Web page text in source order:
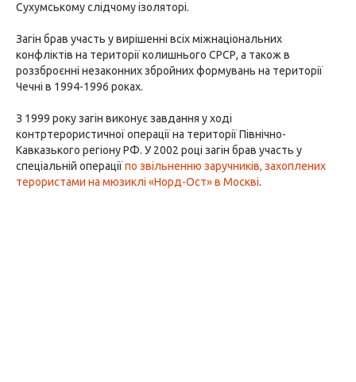
Сухумському слідчому ізоляторі.
Загін брав участь у вирішенні всіх міжнаціональних
конфліктів на території колишнього СРСР, а також в
роззброєнні незаконних збройних формувань на території
Чечні в 1994-1996 роках.
З 1999 року загін виконує завдання у ході
контртерористичної операції на території Північно-
Кавказького регіону РФ. У 2002 році загін брав участь у
спеціальній операціїпо звільненню заручників, захоплених
терористами на мюзиклі «Норд-Ост» в Москві.